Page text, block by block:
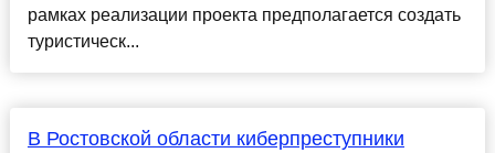
рамках реализации проекта предполагается создать
туристическ...
В Ростовской области киберпреступники